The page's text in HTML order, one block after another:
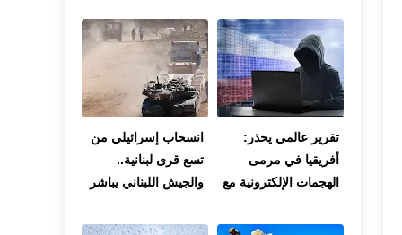
تقرير عالمي يحذر:
أفريقيا في مرمى
الهجمات الإلكترونية مع
الاصطناعي من قبل
انسحاب إسرائيلي من
تسع قرى لبنانية..
والجيش اللبناني يباشر
المحررة